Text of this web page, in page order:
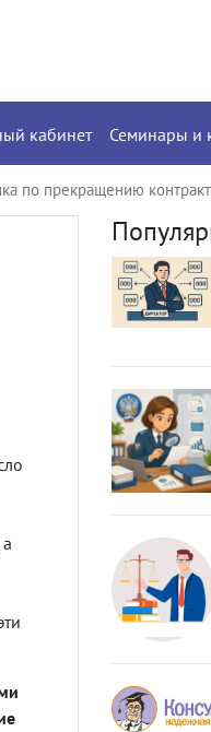
кабинет Семинары и
по прекращению